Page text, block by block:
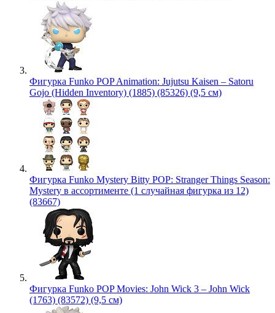
Фигурка Funko POP Animation: Jujutsu Kaisen – Satoru
Gojo (Hidden Inventory) (1885) (85326) (9,5 см)
Фигурка Funko Mystery Bitty POP: Stranger Things Season:
Mystery в ассортименте (1 случайная фигурка из 12)
(83667)
Фигурка Funko POP Movies: John Wick 3 – John Wick
(1763) (83572) (9,5 см)